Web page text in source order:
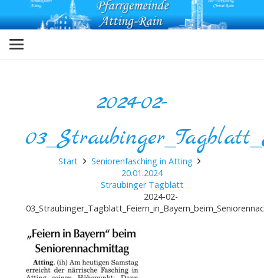
2024-02-
Start
Seniorenfasching in Atting
20.01.2024
Straubinger Tagblatt
2024-02-